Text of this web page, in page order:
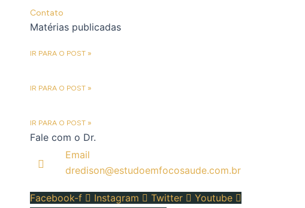
Contato
Matérias publicadas
IR PARA O POST »
IR PARA O POST »
IR PARA O POST »
Fale com o Dr.
Email
dredison@estudoemfocosaude.com.br
Facebook-f Instagram Twitter
Youtube